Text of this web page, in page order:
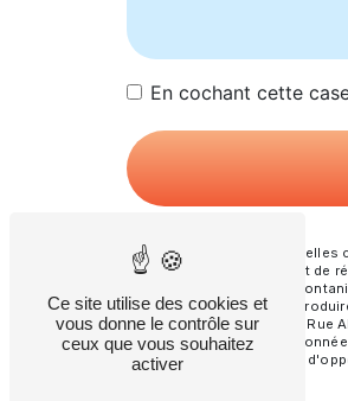
En cochant cette
** Les données personnelles
traitants dans le seul but de
sur-Lot contact@froid-
moment et du droit
postale à l'adresse 954 Rue
Nous conservons vos
vous inscrire sur la liste
Ce site utilise des cookies et
vous donne le contrôle sur
ceux que vous souhaitez
activer